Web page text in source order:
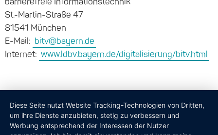
St.-Martin-Straße 47
81541 München
E-Mail: bitv@bayern.de
Internet: www.ldbv.bayern.de/digitalisierung/bitv.html
Diese Seite nutzt Website Tracking-Technologien von Dritten,
um ihre Dienste anzubieten, stetig zu verbessern und
Werbung entsprechend der Interessen der Nutzer